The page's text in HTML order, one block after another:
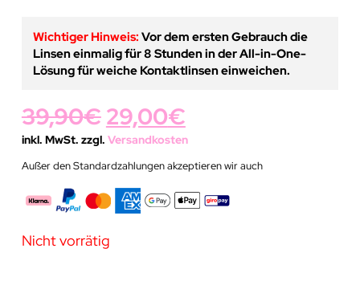
Wichtiger Hinweis:Vor dem ersten Gebrauch die
Linsen einmalig für 8 Stunden in der All-in-One-
Lösung für weiche Kontaktlinsen einweichen.
39,90€Ursprünglicher
Preis
war:
39,90€
29,00€Aktueller
Preis
ist:
29,00€.
inkl. MwSt. zzgl. Versandkosten
Außer den Standardzahlungen akzeptieren wir auch
Nicht vorrätig